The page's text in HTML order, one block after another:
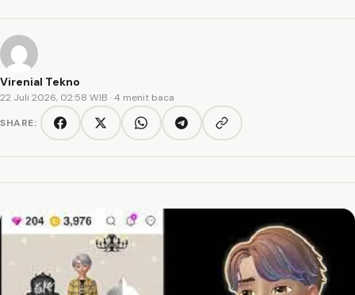
Virenial Tekno
22 Juli 2026, 02:58 WIB · 4 menit baca
SHARE:
FacebookTwitter/XWhatsAppTelegramCopy link